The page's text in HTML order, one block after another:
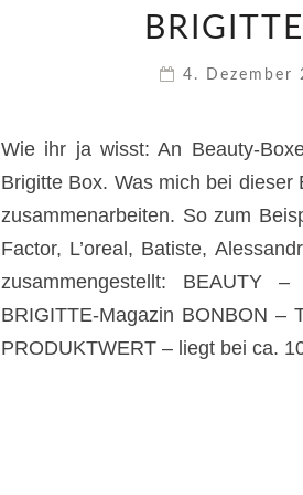
4. Dezember
Wie ihr ja wisst: An Beauty-
Brigitte Box. Was mich bei
zusammenarbeiten. So zum
Factor, L’oreal, Batiste,
zusammengestellt: BEAUTY
BRIGITTE-Magazin BONBON –
PRODUKTWERT – liegt bei ca.